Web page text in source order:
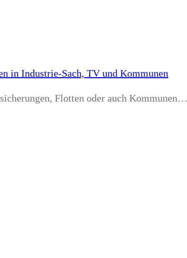
in Industrie-Sach, TV und Kommunen
Flotten oder auch Kommunen…